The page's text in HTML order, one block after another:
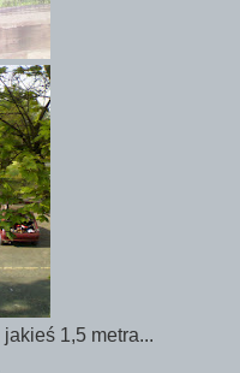
1,5 metra...